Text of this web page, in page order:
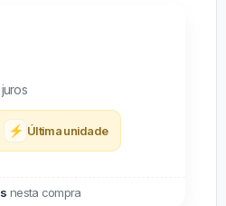
⚡ Última unidade
nesta compra